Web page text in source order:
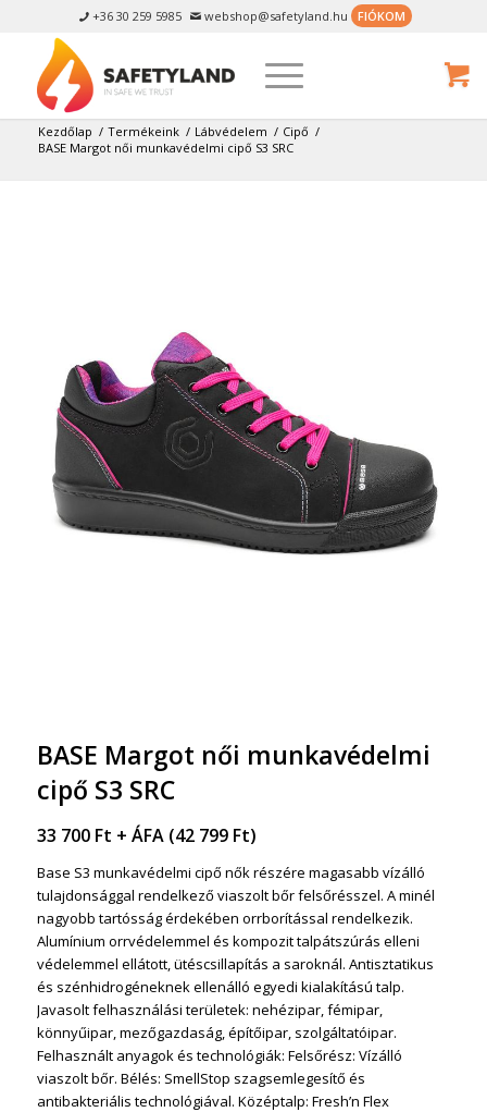
 +36 30 259 5985  webshop@safetyland.hu FIÓKOM
Kezdőlap / Termékeink / Lábvédelem / Cipő /
BASE Margot női munkavédelmi cipő S3 SRC
BASE Margot női munkavédelmi
cipő S3 SRC
33 700 Ft + ÁFA (42 799 Ft)
Base S3 munkavédelmi cipő nők részére magasabb vízálló
tulajdonsággal rendelkező viaszolt bőr felsőrésszel. A minél
nagyobb tartósság érdekében orrborítással rendelkezik.
Alumínium orrvédelemmel és kompozit talpátszúrás elleni
védelemmel ellátott, ütéscsillapítás a saroknál. Antisztatikus
és szénhidrogéneknek ellenálló egyedi kialakítású talp.
Javasolt felhasználási területek: nehézipar, fémipar,
könnyűipar, mezőgazdaság, építőipar, szolgáltatóipar.
Felhasznált anyagok és technológiák: Felsőrész: Vízálló
viaszolt bőr. Bélés: SmellStop szagsemlegesítő és
antibakteriális technológiával. Középtalp: Fresh’n Flex